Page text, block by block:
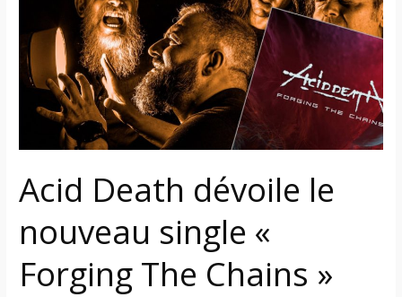
Acid Death dévoile le
nouveau single «
Forging The Chains »
nouveau
single
Forging
The